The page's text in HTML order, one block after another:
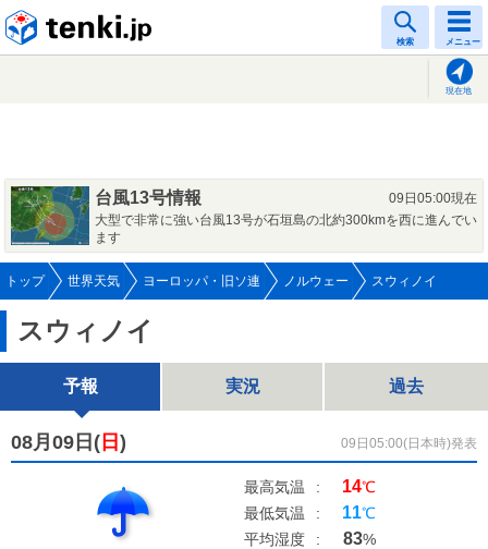
検索 メニュー
現在地
台風13号情報
09日05:00現在
大型で非常に強い台風13号が石垣島の北約300kmを西に進んでい
ます
トップ 世界天気 ヨーロッパ・旧ソ連 ノルウェー スウィノイ
スウィノイ
予報 実況 過去
08月09日( 日 ) 09日05:00(日本時)発表
最高気温 : 14℃
最低気温
: 11℃
平均湿度
: 83%